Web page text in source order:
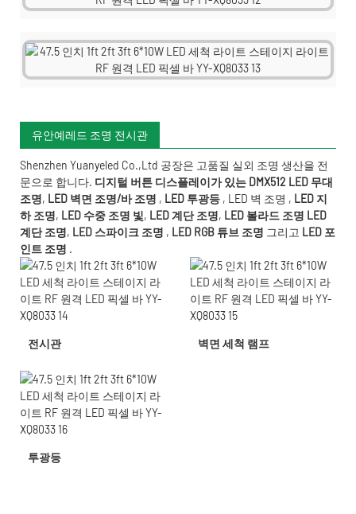
유안예레드 조명 전시관
Shenzhen Yuanyeled Co.,Ltd 공장은 고품질 실외 조명 생산을 전
문으로 합니다. 디지털 버튼 디스플레이가 있는 DMX512 LED 무대
조명, LED 벽면 조명/바 조명 , LED 투광등 , LED 벽 조명 , LED 지
하 조명, LED 수중 조명 빛, LED 계단 조명, LED 볼라드 조명 LED
계단 조명, LED 스파이크 조명 , LED RGB 튜브 조명 그리고 LED 포
인트 조명 .
전시관 벽면 세척 램프
투광등